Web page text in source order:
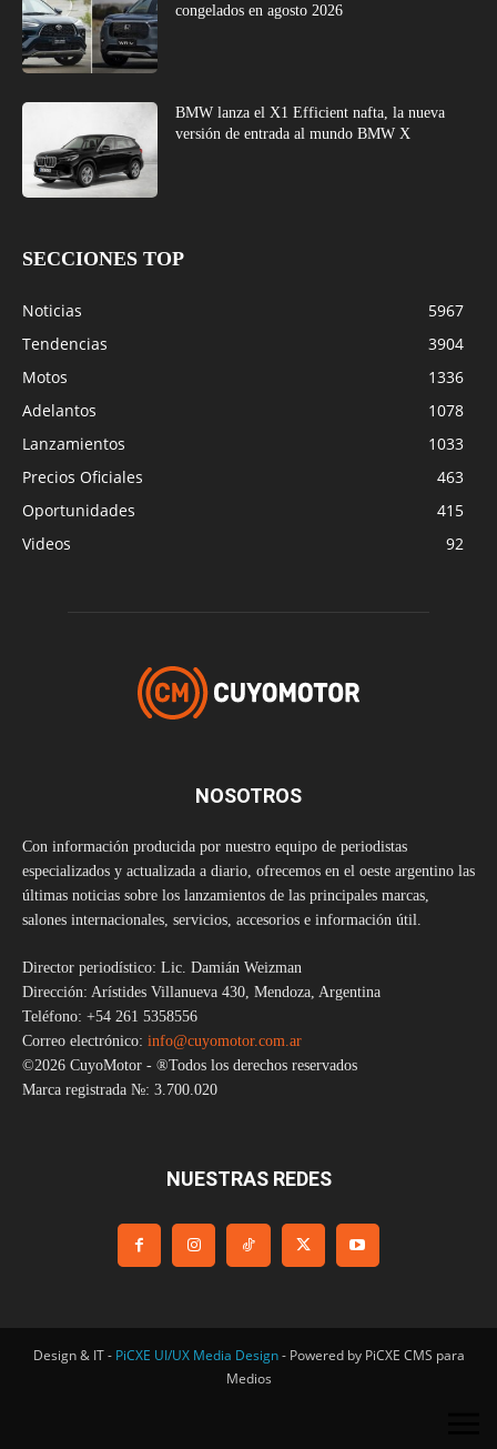
congelados en agosto 2026
BMW lanza el X1 Efficient nafta, la nueva
versión de entrada al mundo BMW X
SECCIONES TOP
Noticias
5967
Tendencias
3904
Motos
1336
Adelantos
1078
Lanzamientos
1033
Precios Oficiales
463
Oportunidades
415
Videos
92
NOSOTROS
Con información producida por nuestro equipo de periodistas
especializados y actualizada a diario, ofrecemos en el oeste argentino las
últimas noticias sobre los lanzamientos de las principales marcas,
salones internacionales, servicios, accesorios e información útil.
Director periodístico: Lic. Damián Weizman
Dirección: Arístides Villanueva 430, Mendoza, Argentina
Teléfono: +54 261 5358556
Correo electrónico: info@cuyomotor.com.ar
©2026 CuyoMotor - ®Todos los derechos reservados
Marca registrada №: 3.700.020
NUESTRAS REDES
Design & IT - PiCXE UI/UX Media Design- Powered by PiCXE CMS para
Medios